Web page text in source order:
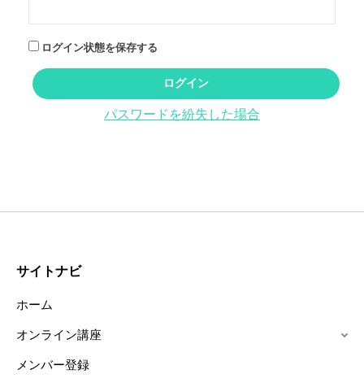
ログイン状態を保存する
パスワードを紛失した場合
サイトナビ
ホーム
オンライン講座
メンバー登録